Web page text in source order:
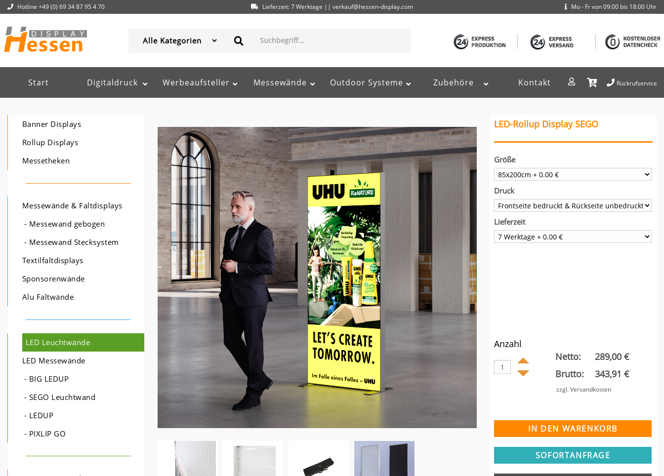
Hotline +49 (0) 69 34 87 95 4 70 Lieferzeit: 7 Werktage || verkauf@hessen-display.com Mo - Fr von 09:00 bis 18:00 Uhr
Start Digitaldruck Werbeaufsteller Messewände Outdoor Systeme Zubehöre Kontakt Rückrufservice
Banner Displays
Rollup Displays
Messetheken
Messewände & Faltdisplays
- Messewand gebogen
- Messewand Stecksystem
Textilfaltdisplays
Sponsorenwände
Alu Faltwände
LED Leuchtwände
LED Messewände
- BIG LEDUP
- SEGO Leuchtwand
- LEDUP
- PIXLIP GO
95617584000
LED-Rollup Display SEGO
Größe
Druck
Lieferzeit
Anzahl
Netto:
289,00 €
Brutto:
343,91 €
zzgl. Versandkosten
SOFORTANFRAGE